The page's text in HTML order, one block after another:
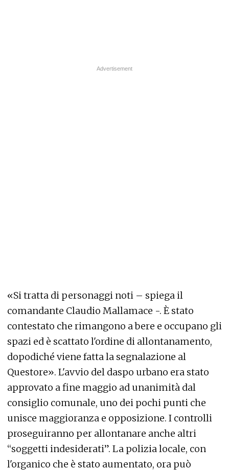
«Si tratta di personaggi noti – spiega il
comandante Claudio Mallamace -. È stato
contestato che rimangono a bere e occupano gli
spazi ed è scattato l'ordine di allontanamento,
dopodiché viene fatta la segnalazione al
Questore». L'avvio del daspo urbano era stato
approvato a fine maggio ad unanimità dal
consiglio comunale, uno dei pochi punti che
unisce maggioranza e opposizione. I controlli
proseguiranno per allontanare anche altri
“soggetti indesiderati”. La polizia locale, con
l'organico che è stato aumentato, ora può